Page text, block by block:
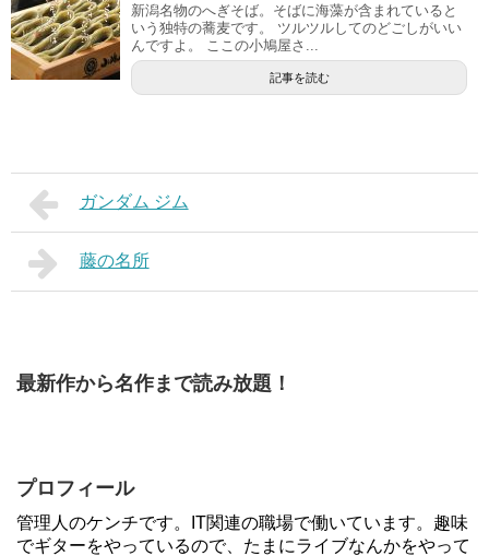
新潟名物のへぎそば。そばに海藻が含まれていると
いう独特の蕎麦です。 ツルツルしてのどごしがいい
んですよ。 ここの小鳩屋さ...
記事を読む
ガンダム ジム
藤の名所
最新作から名作まで読み放題！
プロフィール
管理人のケンチです。IT関連の職場で働いています。趣味
でギターをやっているので、たまにライブなんかをやって